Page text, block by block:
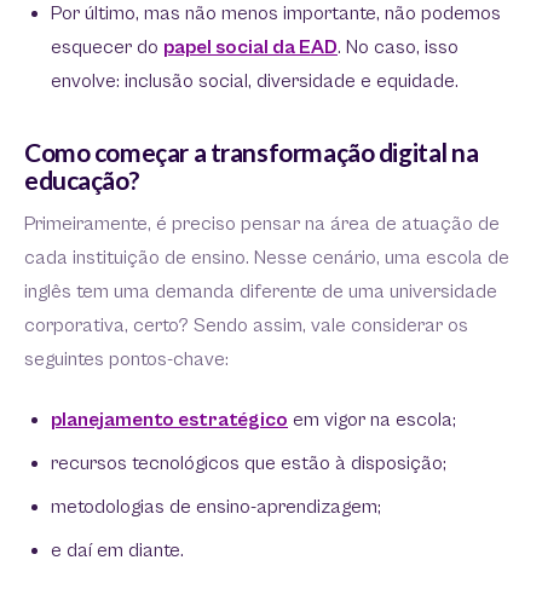
Por último, mas não menos importante, não podemos
esquecer do papel social da EAD. No caso, isso
envolve: inclusão social, diversidade e equidade.
Como começar a transformação digital na
educação?
Primeiramente, é preciso pensar na área de atuação de
cada instituição de ensino. Nesse cenário, uma escola de
inglês tem uma demanda diferente de uma universidade
corporativa, certo? Sendo assim, vale considerar os
seguintes pontos-chave:
planejamento estratégico em vigor na escola;
recursos tecnológicos que estão à disposição;
metodologias de ensino-aprendizagem;
e daí em diante.